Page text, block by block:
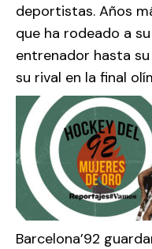
deportistas. Años
que ha rodeado a
entrenador hasta
su rival en la final
Barcelona’92